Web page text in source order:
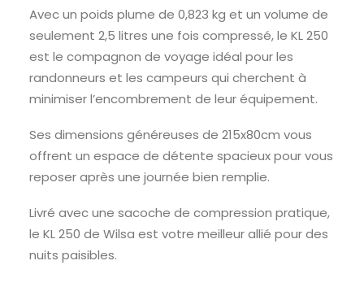
Avec un poids plume de 0,823 kg et un volume de
seulement 2,5 litres une fois compressé, le KL 250
est le compagnon de voyage idéal pour les
randonneurs et les campeurs qui cherchent à
minimiser l’encombrement de leur équipement.
Ses dimensions généreuses de 215x80cm vous
offrent un espace de détente spacieux pour vous
reposer après une journée bien remplie.
Livré avec une sacoche de compression pratique,
le KL 250 de Wilsa est votre meilleur allié pour des
nuits paisibles.